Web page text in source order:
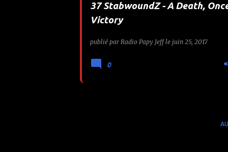
37 StabwoundZ - A Death,
Victory
publié par Radio Papy Jeff le juin 25, 2017
0